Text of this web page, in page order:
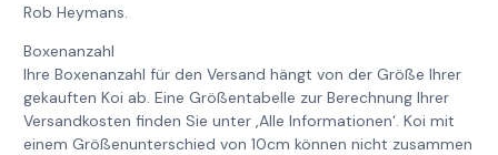
Rob Heymans.
Boxenanzahl
Ihre Boxenanzahl für den Versand hängt von der Größe Ihrer
gekauften Koi ab. Eine Größentabelle zur Berechnung Ihrer
Versandkosten finden Sie unter ‚Alle Informationen‘. Koi mit
einem Größenunterschied von 10cm können nicht zusammen